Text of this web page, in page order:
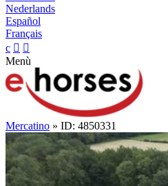
Nederlands
Español
Français
c  
Menù
Mercatino » ID: 4850331